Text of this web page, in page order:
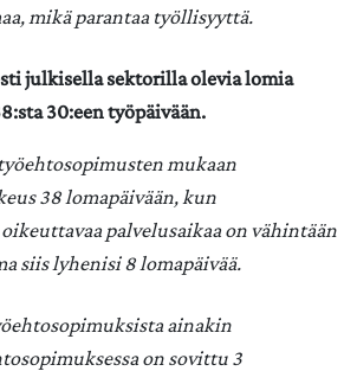
mikä parantaa työllisyyttä.
julkisella sektorilla olevia lomia
30:een työpäivään.
mukaan
38 lomapäivään, kun
palvelusaikaa on vähintään
siis lyhenisi 8 lomapäivää.
ainakin
on sovittu 3